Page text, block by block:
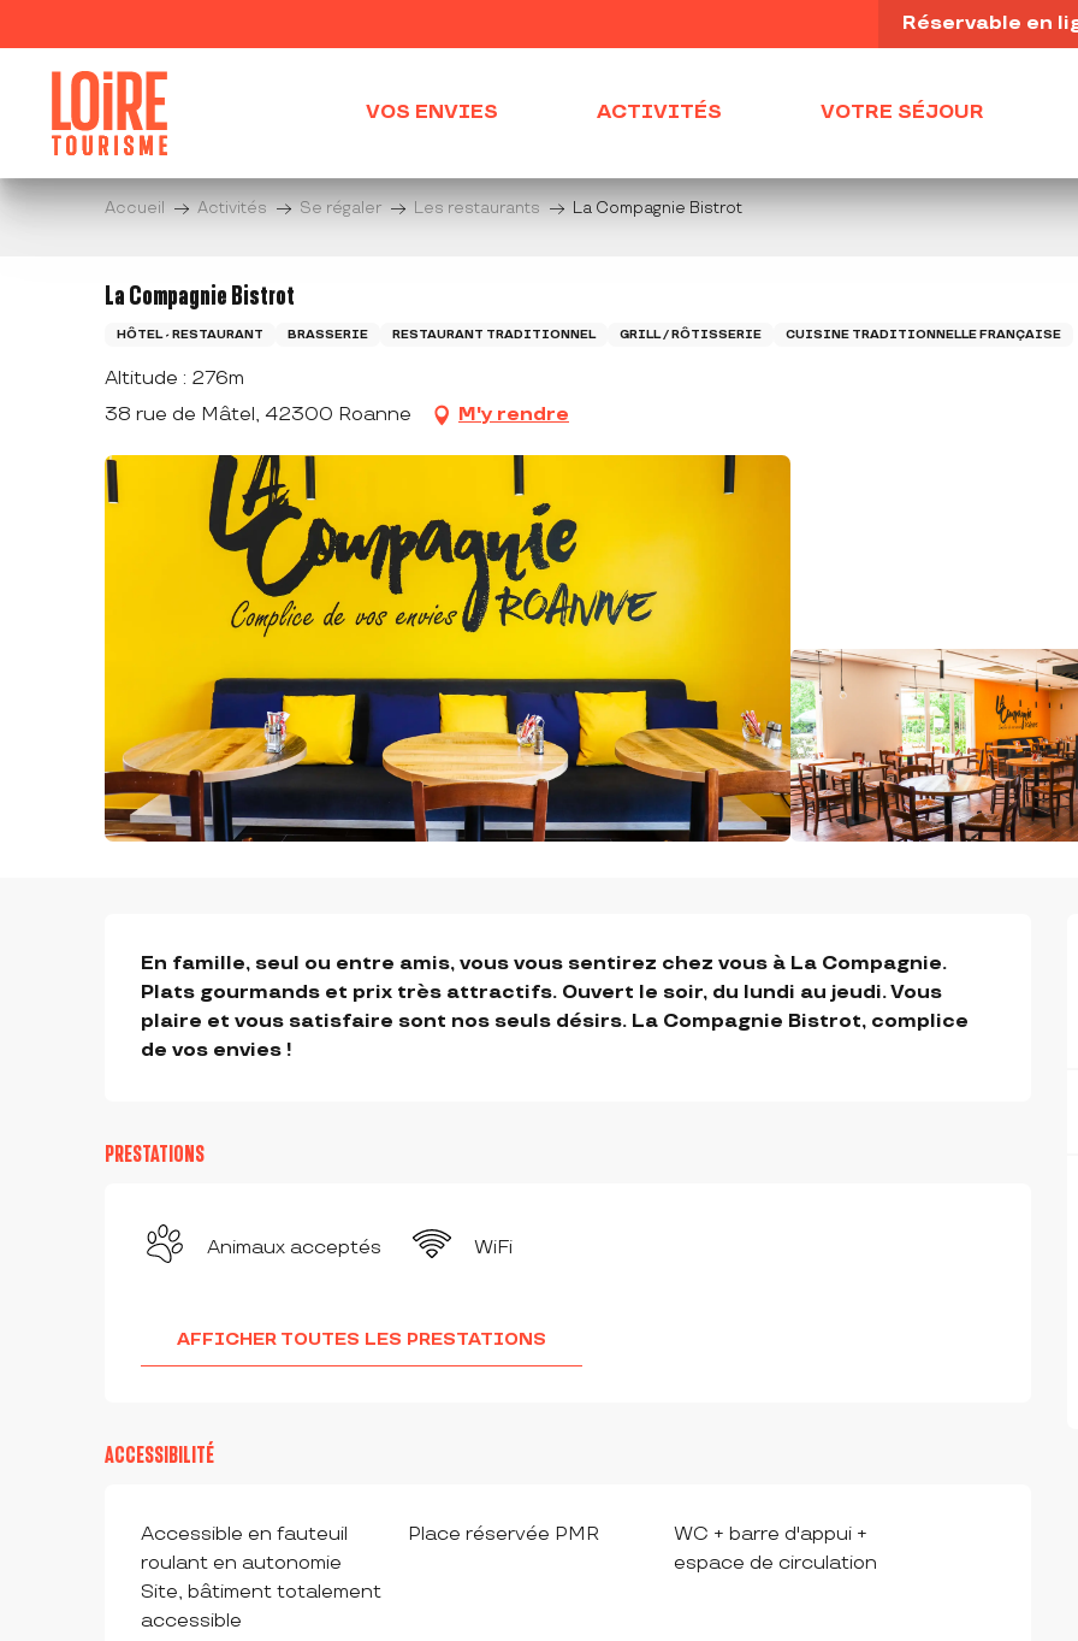
au
contenu
Réservable en
VOS ENVIES ACTIVITÉS VOTRE SÉJOUR
Accueil Activités Se régaler Les restaurants La Compagnie Bistrot
La Compagnie Bistrot
HÔTEL - RESTAURANT BRASSERIE RESTAURANT TRADITIONNEL GRILL / RÔTISSERIE CUISINE TRADITIONNELLE FRANÇAISE
Altitude : 276m
38 rue de Mâtel, 42300 Roanne
M'y rendre
DESCRIPTION
En famille, seul ou entre amis, vous vous sentirez chez vous à La Compagnie.
Plats gourmands et prix très attractifs. Ouvert le soir, du lundi au jeudi. Vous
plaire et vous satisfaire sont nos seuls désirs. La Compagnie Bistrot, complice
de vos envies !
PRESTATIONS
Animaux acceptés WiFi
AFFICHER TOUTES LES PRESTATIONS
ACCESSIBILITÉ
Accessible en fauteuil
roulant en autonomie
Place réservée PMR
WC + barre d'appui +
espace de circulation
Site, bâtiment totalement
accessible